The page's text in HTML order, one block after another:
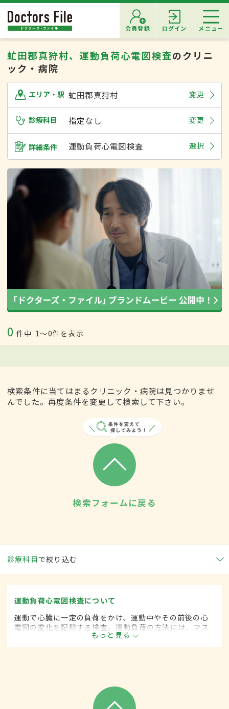
会員登録 ログイン メニュー
虻田郡真狩村、運動負荷心電図検査のクリニ
ック・病院
エリア・駅 虻田郡真狩村 変更
診療科目 指定なし 変更
詳細条件 運動負荷心電図検査 選択
0 件中 1〜0件を表示
検索条件に当てはまるクリニック・病院は見つかりませ
んでした。再度条件を変更して検索して下さい。
検索フォームに戻る
診療科目で絞り込む
運動負荷心電図検査について
運動で心臓に一定の負荷をかけ、運動中やその前後の心
電図の変化を記録する検査。運動負荷の方法には、マス
ター法（階段昇降）、トレッドミル法（ベルトコンベア
歩行）、エルゴメーター法（自転車こぎ）などがある。
もっと見る